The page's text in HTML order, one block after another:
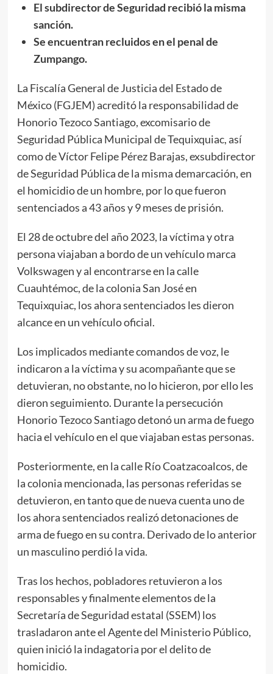
El subdirector de Seguridad recibió la misma
sanción.
Se encuentran recluidos en el penal de
Zumpango.
La Fiscalía General de Justicia del Estado de
México (FGJEM) acreditó la responsabilidad de
Honorio Tezoco Santiago, excomisario de
Seguridad Pública Municipal de Tequixquiac, así
como de Víctor Felipe Pérez Barajas, exsubdirector
de Seguridad Pública de la misma demarcación, en
el homicidio de un hombre, por lo que fueron
sentenciados a 43 años y 9 meses de prisión.
El 28 de octubre del año 2023, la víctima y otra
persona viajaban a bordo de un vehículo marca
Volkswagen y al encontrarse en la calle
Cuauhtémoc, de la colonia San José en
Tequixquiac, los ahora sentenciados les dieron
alcance en un vehículo oficial.
Los implicados mediante comandos de voz, le
indicaron a la víctima y su acompañante que se
detuvieran, no obstante, no lo hicieron, por ello les
dieron seguimiento. Durante la persecución
Honorio Tezoco Santiago detonó un arma de fuego
hacia el vehículo en el que viajaban estas personas.
Posteriormente, en la calle Río Coatzacoalcos, de
la colonia mencionada, las personas referidas se
detuvieron, en tanto que de nueva cuenta uno de
los ahora sentenciados realizó detonaciones de
arma de fuego en su contra. Derivado de lo anterior
un masculino perdió la vida.
Tras los hechos, pobladores retuvieron a los
responsables y finalmente elementos de la
Secretaría de Seguridad estatal (SSEM) los
trasladaron ante el Agente del Ministerio Público,
quien inició la indagatoria por el delito de
homicidio.